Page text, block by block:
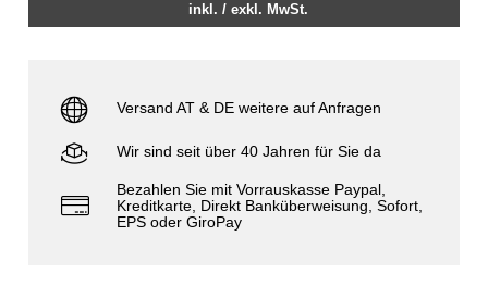
inkl. / exkl. MwSt.
Versand AT & DE weitere auf Anfragen
Wir sind seit über 40 Jahren für Sie da
Bezahlen Sie mit Vorrauskasse Paypal,
Kreditkarte, Direkt Banküberweisung, Sofort,
EPS oder GiroPay